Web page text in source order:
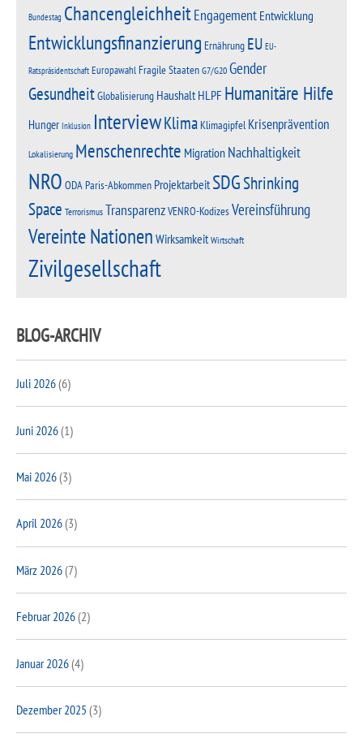
Bundestag ChancengleichheitEngagement Entwicklung
Entwicklungsfinanzierung Ernährung EU EU-
Ratspräsidentschaft EuropawahlFragile StaatenG7/G20Gender
GesundheitGlobalisierung HaushaltHLPF Humanitäre Hilfe
Hunger Inklusion InterviewKlimaKlimagipfel Krisenprävention
Lokalisierung Menschenrechte Migration Nachhaltigkeit
NRO ODAParis-Abkommen ProjektarbeitSDGShrinking
Space TerrorismusTransparenzVENRO-KodizesVereinsführung
Vereinte Nationen Wirksamkeit Wirtschaft
Zivilgesellschaft
BLOG-ARCHIV
Juli 2026(6)
Juni 2026(1)
Mai 2026(3)
April 2026(3)
März 2026(7)
Februar 2026(2)
Januar 2026(4)
Dezember 2025 (3)